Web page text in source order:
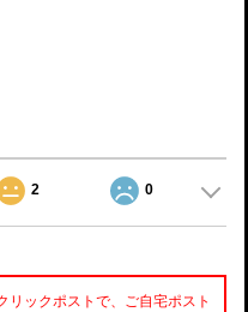
2 0
リックポストで、ご自宅ポスト